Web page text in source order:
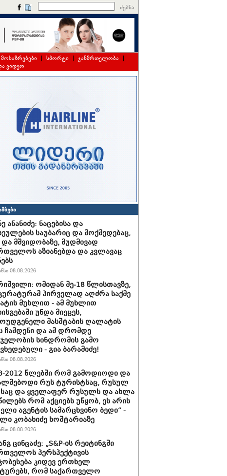
ძებნა
მოსაზრებები | სპორტი | ჯანმრთელობა |
ვიდეო
ანანიძე: ნაცებისა და
საუბარიც და მოქმედებაც,
და მშვიდობაზე, მუდმივად
აზიანებდა და კვლავაც
08.08.2026
ომიდან მე-18 წლისთავზე,
პირველად აღძრა საქმე
მუხლით - ამ მუხლით
უნდა მიეცეს,
მასშტაბის ღალატის
ჩამდენი და ამ დრომდე
სინდრომის გამო
- გია ბარამიძე!
08.08.2026
2012 წლებში რომ გამოდიოდი და
რუს ტურისტსაც, რუსულ
და ყველაფერ რუსულს და ახლა
რომ აქციებს უწყობ, ეს არის
აგენტის სამარცხვინო ბედი“ -
კობახიძე ხოშტარიაზე
08.08.2026
ცინცაძე: „S&P-ის რეიტინგში
პერსპექტივის
კიდევ ერთხელ
რომ საქართველო